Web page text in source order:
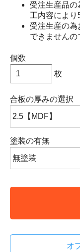
受注生産品
工内容により
受注生産の
できませんの
個数
枚
合板の厚みの選択
塗装の有無
オ